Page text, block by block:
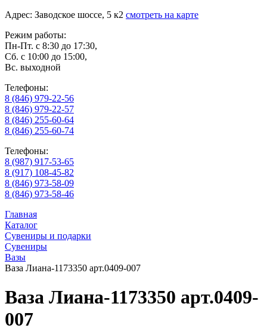
Адрес: Заводское шоссе, 5 к2 смотреть на карте
Режим работы:
Пн-Пт. с 8:30 до 17:30,
Сб. с 10:00 до 15:00,
Вс. выходной
Телефоны:
8 (846) 979-22-56
8 (846) 979-22-57
8 (846) 255-60-64
8 (846) 255-60-74
Телефоны:
8 (987) 917-53-65
8 (917) 108-45-82
8 (846) 973-58-09
8 (846) 973-58-46
Главная
Каталог
Сувениры и подарки
Сувениры
Вазы
Ваза Лиана-1173350 арт.0409-007
Ваза Лиана-1173350 арт.0409-
007